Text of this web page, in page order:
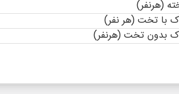
با تخت (هر نفر)
بدون تخت (هرنفر)